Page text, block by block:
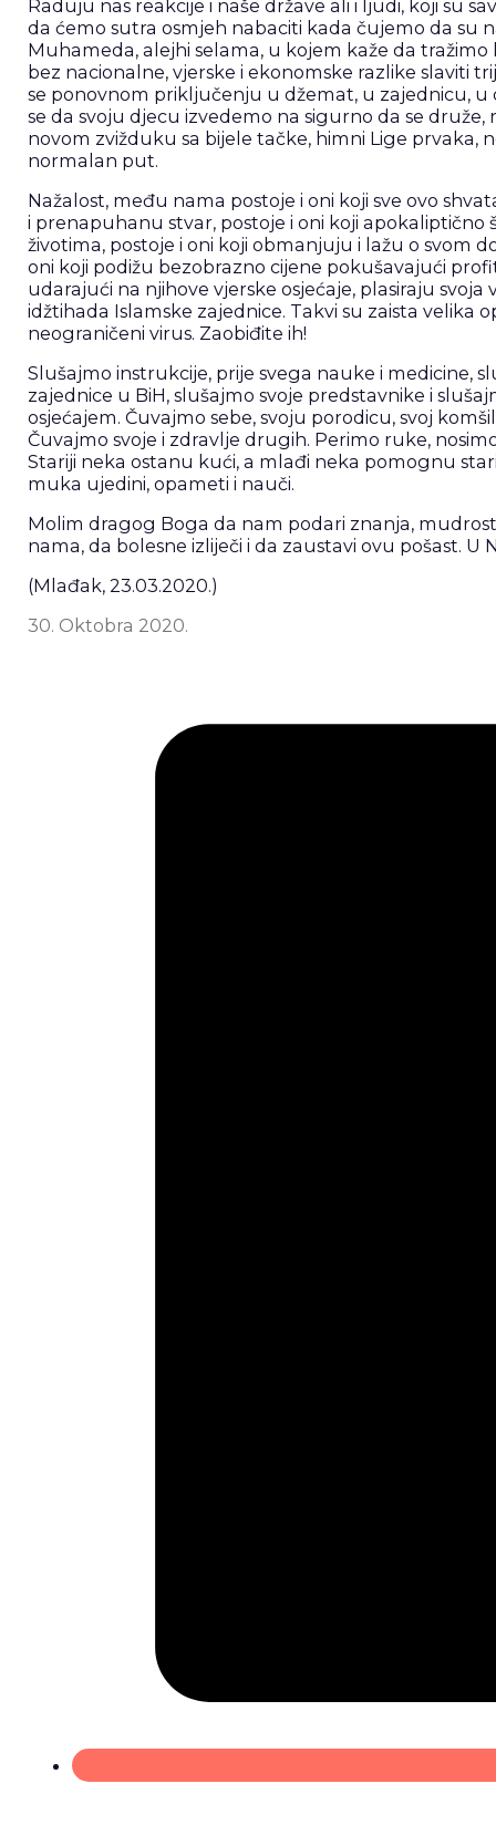
Raduju nas reakcije i naše države ali i ljudi, koji su
da ćemo sutra osmjeh nabaciti kada čujemo da su
Muhameda, alejhi selama, u kojem kaže da tražimo
bez nacionalne, vjerske i ekonomske razlike slaviti
se ponovnom priključenju u džemat, u zajednicu,
se da svoju djecu izvedemo na sigurno da se
novom zvižduku sa bijele tačke, himni Lige prvaka,
normalan put.
Nažalost, među nama postoje i oni koji sve ovo
i prenapuhanu stvar, postoje i oni koji
životima, postoje i oni koji obmanjuju i lažu o svom
oni koji podižu bezobrazno cijene pokušavajući
udarajući na njihove vjerske osjećaje, plasiraju
idžtihada Islamske zajednice. Takvi su zaista velika
neograničeni virus. Zaobiđite ih!
Slušajmo instrukcije, prije svega nauke i medicine,
zajednice u BiH, slušajmo svoje predstavnike i
osjećajem. Čuvajmo sebe, svoju porodicu, svoj
Čuvajmo svoje i zdravlje drugih. Perimo ruke,
Stariji neka ostanu kući, a mlađi neka pomognu
muka ujedini, opameti i nauči.
Molim dragog Boga da nam podari znanja,
nama, da bolesne izliječi i da zaustavi ovu pošast. U
(Mlađak, 23.03.2020.)
30. Oktobra 2020.